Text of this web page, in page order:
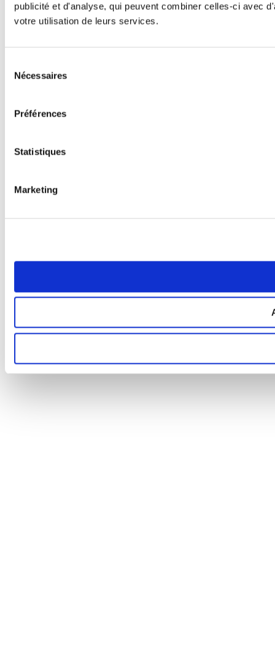
publicité et d'analyse, qui peuvent combiner celles-ci avec
votre utilisation de leurs services.
Nécessaires
Préférences
Statistiques
Marketing